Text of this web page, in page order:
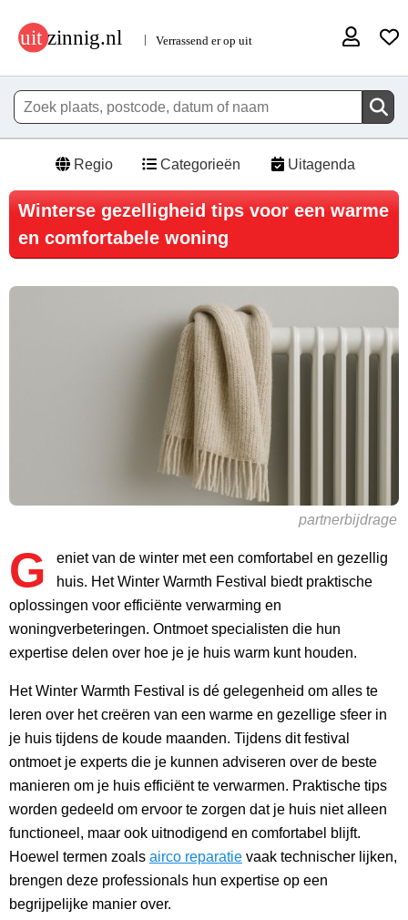
Regio Categorieën Uitagenda
Winterse gezelligheid tips voor een warme
en comfortabele woning
partnerbijdrage
G
eniet van de winter met een comfortabel en gezellig
huis. Het Winter Warmth Festival biedt praktische
oplossingen voor efficiënte verwarming en
woningverbeteringen. Ontmoet specialisten die hun
expertise delen over hoe je je huis warm kunt houden.
Het Winter Warmth Festival is dé gelegenheid om alles te
leren over het creëren van een warme en gezellige sfeer in
je huis tijdens de koude maanden. Tijdens dit festival
ontmoet je experts die je kunnen adviseren over de beste
manieren om je huis efficiënt te verwarmen. Praktische tips
worden gedeeld om ervoor te zorgen dat je huis niet alleen
functioneel, maar ook uitnodigend en comfortabel blijft.
Hoewel termen zoals airco reparatie vaak technischer lijken,
brengen deze professionals hun expertise op een
begrijpelijke manier over.